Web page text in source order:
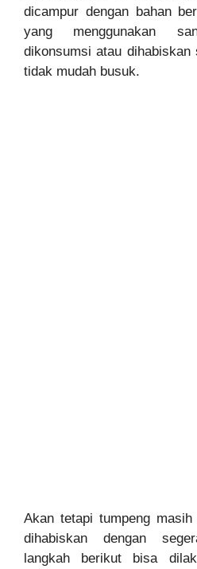
dicampur dengan bahan
yang menggunakan
dikonsumsi atau dihabiskan
tidak mudah busuk.
Akan tetapi tumpeng
dihabiskan dengan
langkah berikut bisa